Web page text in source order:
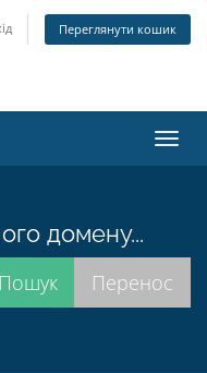
Переглянути кошик
домену...